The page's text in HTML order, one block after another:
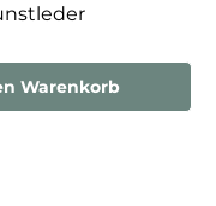
Warenkorb